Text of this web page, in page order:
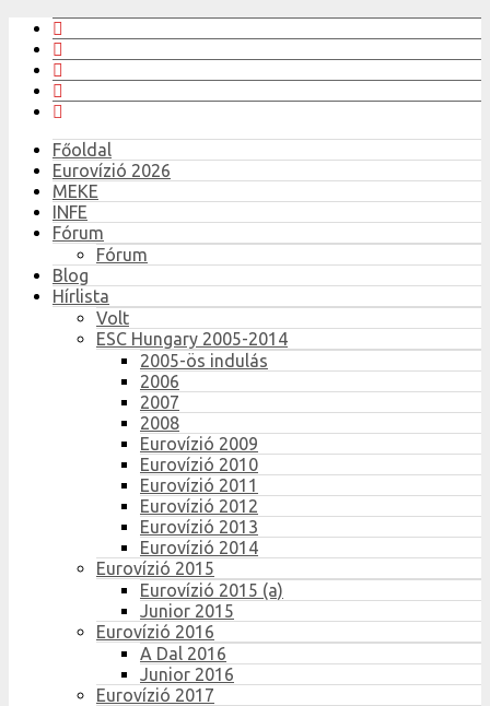
Főoldal
Eurovízió 2026
MEKE
INFE
Fórum
Fórum
Blog
Hírlista
Volt
ESC Hungary 2005-2014
2005-ös indulás
2006
2007
2008
Eurovízió 2009
Eurovízió 2010
Eurovízió 2011
Eurovízió 2012
Eurovízió 2013
Eurovízió 2014
Eurovízió 2015
Eurovízió 2015 (a)
Junior 2015
Eurovízió 2016
A Dal 2016
Junior 2016
Eurovízió 2017